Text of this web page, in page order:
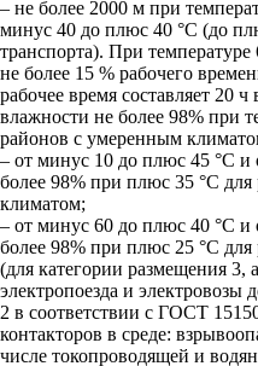
– не более 2000 м при
минус 40 до плюс 40 °С (до
транспорта). При
не более 15 % рабочего
рабочее время составляет 20
влажности не более 98% при
районов с умеренным
– от минус 10 до плюс 45 °С и
более 98% при плюс 35 °С
климатом;
– от минус 60 до плюс 40 °С и
более 98% при плюс 25 °С
(для категории размещения 3,
электропоезда и электровозы
2 в соответствии с ГОСТ
контакторов в среде:
числе токопроводящей и